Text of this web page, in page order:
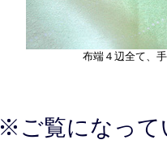
布端４辺全て、
※ご覧になって